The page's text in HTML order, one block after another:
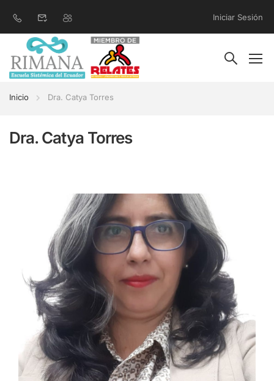
Iniciar Sesión
Inicio Dra. Catya Torres
Dra. Catya Torres